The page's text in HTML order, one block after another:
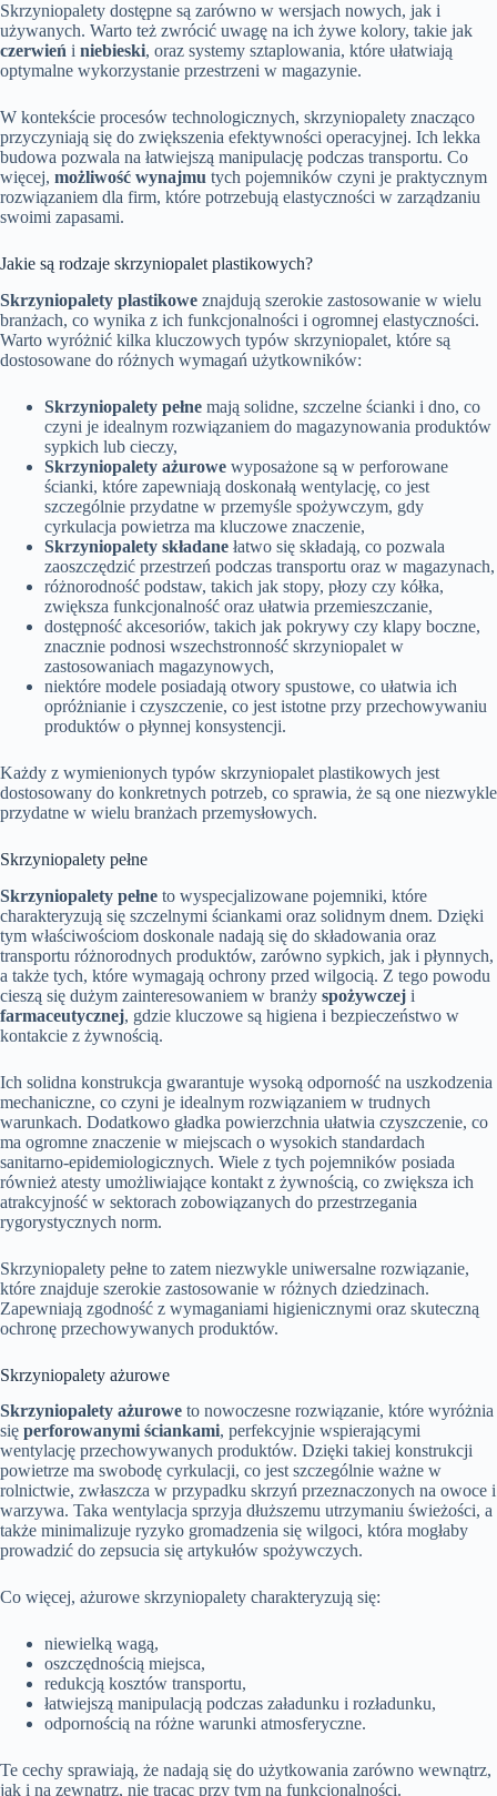
Skrzyniopalety dostępne są zarówno w wersjach nowych, jak i
używanych. Warto też zwrócić uwagę na ich żywe kolory, takie jak
czerwień i niebieski, oraz systemy sztaplowania, które ułatwiają
optymalne wykorzystanie przestrzeni w magazynie.
W kontekście procesów technologicznych, skrzyniopalety znacząco
przyczyniają się do zwiększenia efektywności operacyjnej. Ich lekka
budowa pozwala na łatwiejszą manipulację podczas transportu. Co
więcej, możliwość wynajmu tych pojemników czyni je praktycznym
rozwiązaniem dla firm, które potrzebują elastyczności w zarządzaniu
swoimi zapasami.
Jakie są rodzaje skrzyniopalet plastikowych?
Skrzyniopalety plastikowe znajdują szerokie zastosowanie w wielu
branżach, co wynika z ich funkcjonalności i ogromnej elastyczności.
Warto wyróżnić kilka kluczowych typów skrzyniopalet, które są
dostosowane do różnych wymagań użytkowników:
Skrzyniopalety pełne mają solidne, szczelne ścianki i dno, co
czyni je idealnym rozwiązaniem do magazynowania produktów
sypkich lub cieczy,
Skrzyniopalety ażurowe wyposażone są w perforowane
ścianki, które zapewniają doskonałą wentylację, co jest
szczególnie przydatne w przemyśle spożywczym, gdy
cyrkulacja powietrza ma kluczowe znaczenie,
Skrzyniopalety składane łatwo się składają, co pozwala
zaoszczędzić przestrzeń podczas transportu oraz w magazynach,
różnorodność podstaw, takich jak stopy, płozy czy kółka,
zwiększa funkcjonalność oraz ułatwia przemieszczanie,
dostępność akcesoriów, takich jak pokrywy czy klapy boczne,
znacznie podnosi wszechstronność skrzyniopalet w
zastosowaniach magazynowych,
niektóre modele posiadają otwory spustowe, co ułatwia ich
opróżnianie i czyszczenie, co jest istotne przy przechowywaniu
produktów o płynnej konsystencji.
Każdy z wymienionych typów skrzyniopalet plastikowych jest
dostosowany do konkretnych potrzeb, co sprawia, że są one niezwykle
przydatne w wielu branżach przemysłowych.
Skrzyniopalety pełne
Skrzyniopalety pełne to wyspecjalizowane pojemniki, które
charakteryzują się szczelnymi ściankami oraz solidnym dnem. Dzięki
tym właściwościom doskonale nadają się do składowania oraz
transportu różnorodnych produktów, zarówno sypkich, jak i płynnych,
a także tych, które wymagają ochrony przed wilgocią. Z tego powodu
cieszą się dużym zainteresowaniem w branży spożywczej i
farmaceutycznej, gdzie kluczowe są higiena i bezpieczeństwo w
kontakcie z żywnością.
Ich solidna konstrukcja gwarantuje wysoką odporność na uszkodzenia
mechaniczne, co czyni je idealnym rozwiązaniem w trudnych
warunkach. Dodatkowo gładka powierzchnia ułatwia czyszczenie, co
ma ogromne znaczenie w miejscach o wysokich standardach
sanitarno-epidemiologicznych. Wiele z tych pojemników posiada
również atesty umożliwiające kontakt z żywnością, co zwiększa ich
atrakcyjność w sektorach zobowiązanych do przestrzegania
rygorystycznych norm.
Skrzyniopalety pełne to zatem niezwykle uniwersalne rozwiązanie,
które znajduje szerokie zastosowanie w różnych dziedzinach.
Zapewniają zgodność z wymaganiami higienicznymi oraz skuteczną
ochronę przechowywanych produktów.
Skrzyniopalety ażurowe
Skrzyniopalety ażurowe to nowoczesne rozwiązanie, które wyróżnia
się perforowanymi ściankami, perfekcyjnie wspierającymi
wentylację przechowywanych produktów. Dzięki takiej konstrukcji
powietrze ma swobodę cyrkulacji, co jest szczególnie ważne w
rolnictwie, zwłaszcza w przypadku skrzyń przeznaczonych na owoce i
warzywa. Taka wentylacja sprzyja dłuższemu utrzymaniu świeżości, a
także minimalizuje ryzyko gromadzenia się wilgoci, która mogłaby
prowadzić do zepsucia się artykułów spożywczych.
Co więcej, ażurowe skrzyniopalety charakteryzują się:
niewielką wagą,
oszczędnością miejsca,
redukcją kosztów transportu,
łatwiejszą manipulacją podczas załadunku i rozładunku,
odpornością na różne warunki atmosferyczne.
Te cechy sprawiają, że nadają się do użytkowania zarówno wewnątrz,
jak i na zewnątrz, nie tracąc przy tym na funkcjonalności.